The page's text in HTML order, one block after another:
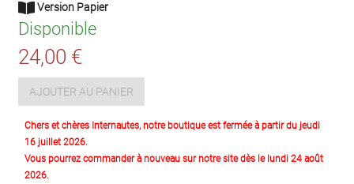
Version Papier
Disponible
24,00 €
AJOUTER AU PANIER
Chers et chères Internautes, notre boutique est fermée à partir du jeudi
16 juillet 2026.
Vous pourrez commander à nouveau sur notre site dès le lundi 24 août
2026.